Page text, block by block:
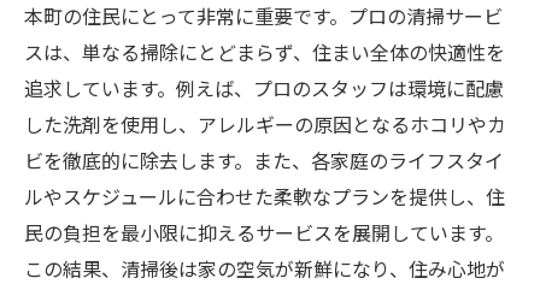
本町の住民にとって非常に重要です。プロの清掃サービ
スは、単なる掃除にとどまらず、住まい全体の快適性を
追求しています。例えば、プロのスタッフは環境に配慮
した洗剤を使用し、アレルギーの原因となるホコリやカ
ビを徹底的に除去します。また、各家庭のライフスタイ
ルやスケジュールに合わせた柔軟なプランを提供し、住
民の負担を最小限に抑えるサービスを展開しています。
この結果、清掃後は家の空気が新鮮になり、住み心地が